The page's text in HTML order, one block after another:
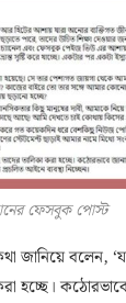
ফেসবুক পোস্ট
জানিয়ে বলেন,
হচ্ছে।